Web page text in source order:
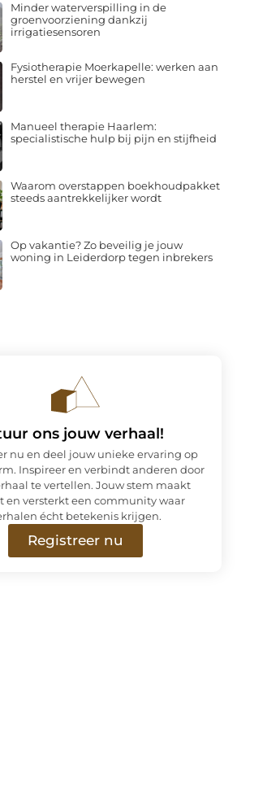
Minder waterverspilling in de
groenvoorziening dankzij
irrigatiesensoren
Fysiotherapie Moerkapelle: werken aan
herstel en vrijer bewegen
Manueel therapie Haarlem:
specialistische hulp bij pijn en stijfheid
Waarom overstappen boekhoudpakket
steeds aantrekkelijker wordt
Op vakantie? Zo beveilig je jouw
woning in Leiderdorp tegen inbrekers
ons jouw verhaal!
nu en deel jouw unieke ervaring op
Inspireer en verbindt anderen door
te vertellen. Jouw stem maakt
en versterkt een community waar
écht betekenis krijgen.
Registreer nu